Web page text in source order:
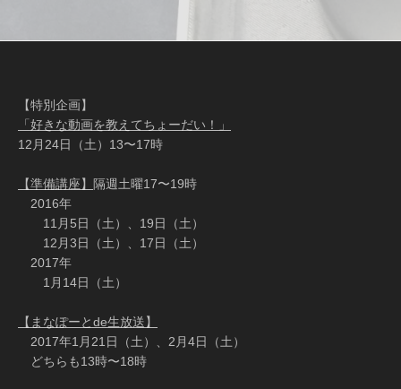
ー
シ
ョ
ン
【特別企画】
「好きな動画を教えてちょーだい！」
12月24日（土）13〜17時
【準備講座】
隔週土曜17〜19時
2016年
11月5日（土）、19日（土）
12月3日（土）、17日（土）
2017年
1月14日（土）
【まなぽーとde生放送】
2017年1月21日（土）、2月4日（土）
どちらも13時〜18時